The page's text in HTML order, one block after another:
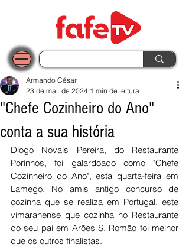
"Chefe Cozinheiro do Ano"
conta a sua história
Armando César
23 de mai. de 2024 1 min de leitura
Diogo Novais Pereira, do Restaurante
Porinhos, foi galardoado como "Chefe
Cozinheiro do Ano", esta quarta-feira em
Lamego. No amis antigo concurso de
cozinha que se realiza em Portugal, este
vimaranense que cozinha no Restaurante
do seu pai em Arões S. Romão foi melhor
que os outros finalistas.